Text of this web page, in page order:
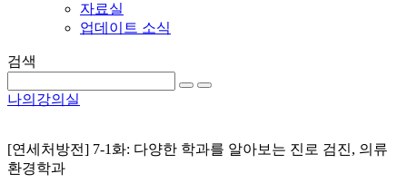
자료실
업데이트 소식
검색
나의강의실
[연세처방전] 7-1화: 다양한 학과를 알아보는 진로 검진, 의류
환경학과